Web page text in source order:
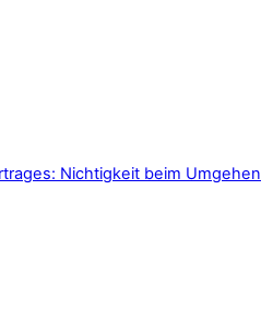
Nichtigkeit beim Umgehen